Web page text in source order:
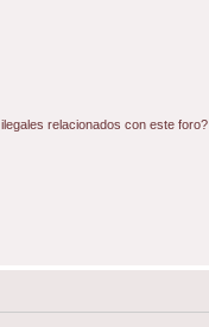
relacionados con este foro?